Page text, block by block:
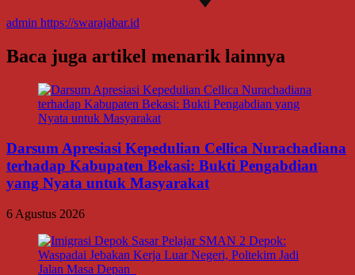
admin https://swarajabar.id
Baca juga artikel menarik lainnya
Darsum Apresiasi Kepedulian Cellica Nurachadiana
terhadap Kabupaten Bekasi: Bukti Pengabdian
yang Nyata untuk Masyarakat
6 Agustus 2026